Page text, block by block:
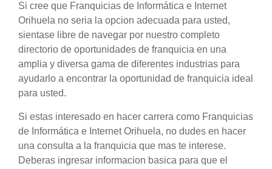
Si cree que Franquicias de Informática e Internet
Orihuela no seria la opcion adecuada para usted,
sientase libre de navegar por nuestro completo
directorio de oportunidades de franquicia en una
amplia y diversa gama de diferentes industrias para
ayudarlo a encontrar la oportunidad de franquicia ideal
para usted.
Si estas interesado en hacer carrera como Franquicias
de Informática e Internet Orihuela, no dudes en hacer
una consulta a la franquicia que mas te interese.
Deberas ingresar informacion basica para que el